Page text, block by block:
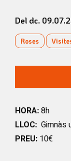
Del dc.
Roses
HORA:8h
LLOC: Gimnàs
PREU: 10€